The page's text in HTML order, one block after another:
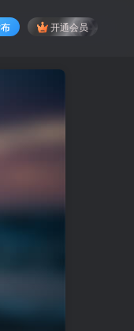
开通会员